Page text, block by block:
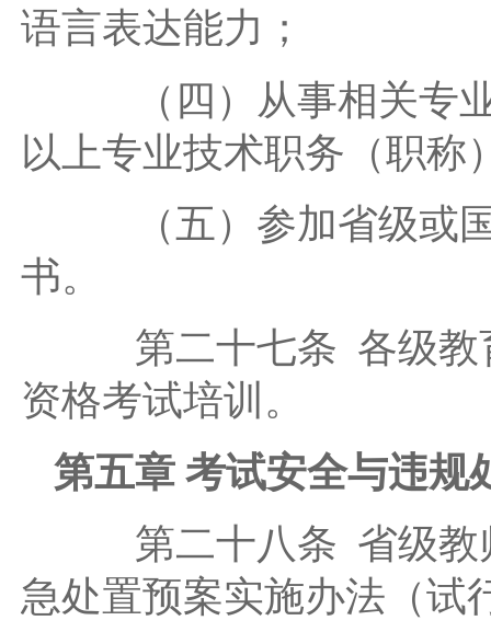
语言表达能力；
（四）从事相关专业
以上专业技术职务（职称
（五）参加省级或国
书。
第二十七条 各级教
资格考试培训。
第五章 考试安全与违规
第二十八条 省级教
急处置预案实施办法（试